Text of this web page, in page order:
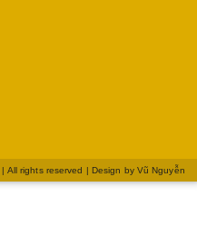
| All rights reserved | Design by Vũ Nguyễn